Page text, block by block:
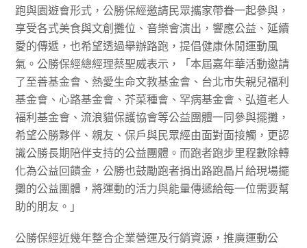
跑與園遊會形式，公勝保經邀請民眾攜家帶眷一起參與，
享受各式美食與文創攤位、音樂會演出，響應公益、延續
愛的傳遞，也希望透過舉辦路跑，提倡健康休閒運動風
氣。公勝保經總經理蔡聖威表示，「本屆嘉年華活動邀請
了至善基金會、熱愛生命文教基金會、台北市失親兒福利
基金會、心路基金會、芥菜種會、罕病基金會、弘道老人
福利基金會、流浪貓保護協會等公益團體一同參與擺攤，
希望公勝夥伴、親友、保戶與民眾經由面對面接觸，更認
識公勝長期陪伴支持的公益團體。而跑者跑步里程數除轉
化為公益回饋金，公勝也鼓勵跑者捐出路跑晶片給現場擺
攤的公益團體，將運動的活力與能量傳遞給每一位需要幫
助的朋友。」
公勝保經近幾年整合企業營運及行銷資源，推廣運動公